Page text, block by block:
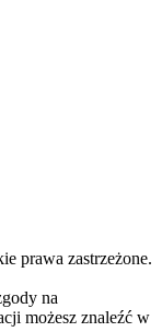
prawa zastrzeżone.
na
możesz znaleźć w